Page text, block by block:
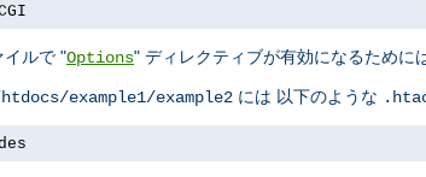
イルで "Options" ディレクティブが有効になるために
htdocs/example1/example2 には 以下のような